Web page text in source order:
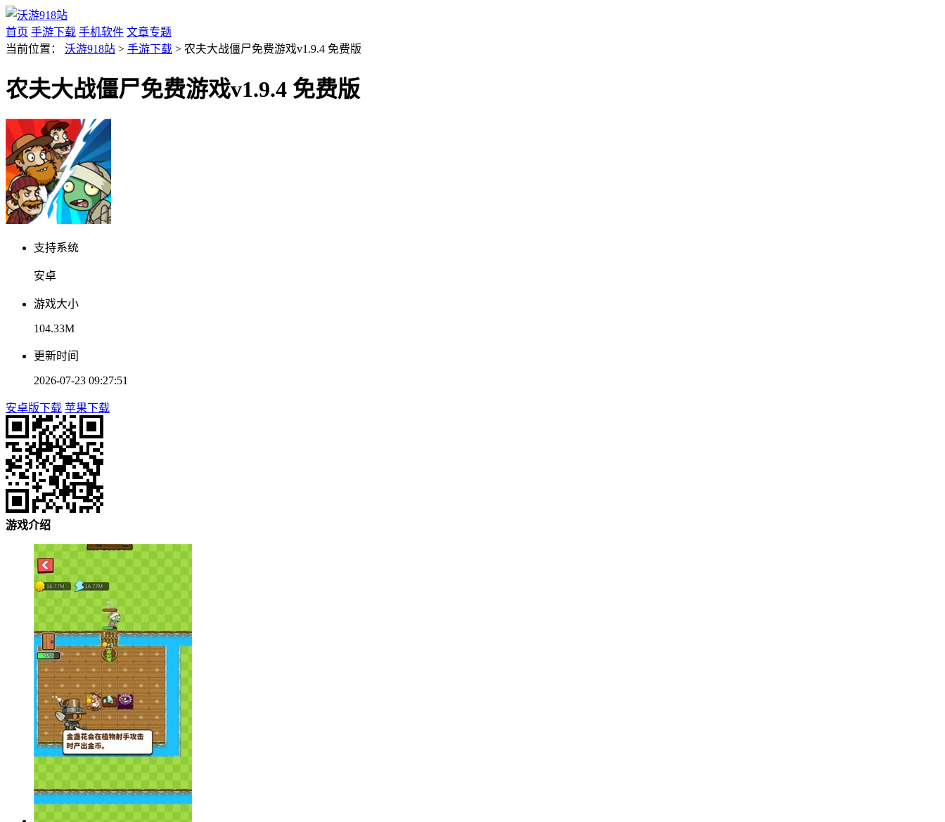
首页 手游下载 手机软件 文章专题
当前位置： 沃游918站 > 手游下载 > 农夫大战僵尸免费游戏v1.9.4 免费版
农夫大战僵尸免费游戏v1.9.4 免费版
支持系统
安卓
游戏大小
104.33M
更新时间
2026-07-23 09:27:51
安卓版下载 苹果下载
游戏介绍